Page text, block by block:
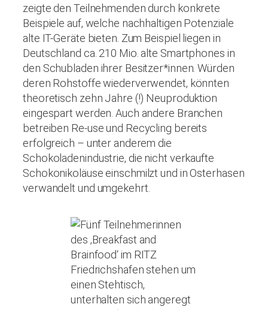
zeigte den Teilnehmenden durch konkrete
Beispiele auf, welche nachhaltigen Potenziale
alte IT-Geräte bieten. Zum Beispiel liegen in
Deutschland ca. 210 Mio. alte Smartphones in
den Schubladen ihrer Besitzer*innen. Würden
deren Rohstoffe wiederverwendet, könnten
theoretisch zehn Jahre (!) Neuproduktion
eingespart werden. Auch andere Branchen
betreiben Re-use und Recycling bereits
erfolgreich – unter anderem die
Schokoladenindustrie, die nicht verkaufte
Schokonikoläuse einschmilzt und in Osterhasen
verwandelt und umgekehrt.